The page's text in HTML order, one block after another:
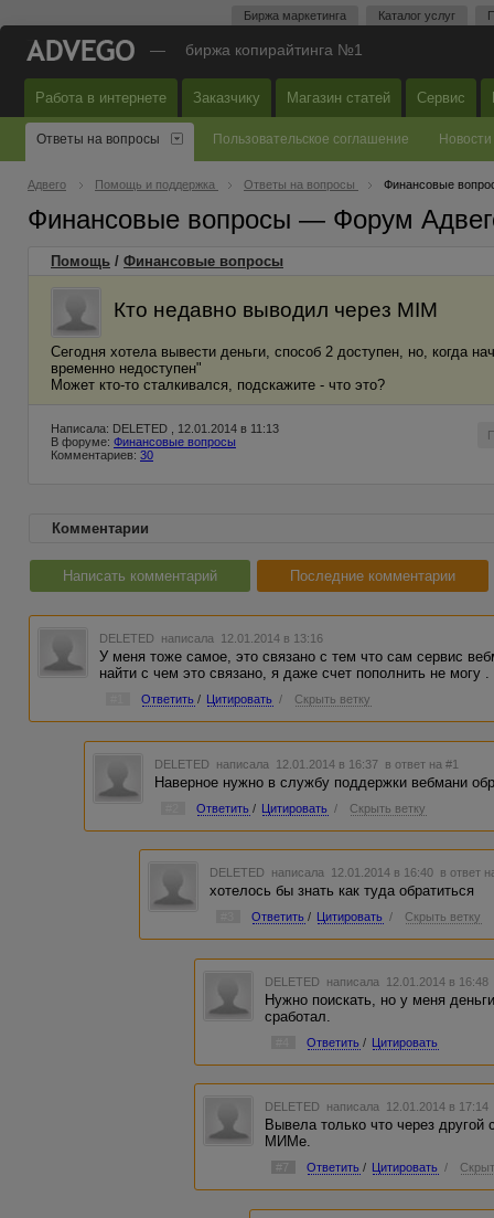
Биржа маркетинга Каталог услуг
— биржа копирайтинга №1
Работа в интернете Заказчику Магазин статей Сервис
Ответы на вопросы Пользовательское соглашение Новости
Адвего Помощь и поддержка Ответы на вопросы Финансовые
Финансовые вопросы — Форум
Помощь / Финансовые вопросы
Кто недавно выводил через МІМ
Сегодня хотела вывести деньги, способ 2 доступен, но,
временно недоступен"
Может кто-то сталкивался, подскажите - что это?
Написала: DELETED , 12.01.2014 в 11:13
В форуме: Финансовые вопросы
Комментариев: 30
Комментарии
Написать комментарий Последние комментарии
DELETED написала 12.01.2014 в 13:16
У меня тоже самое, это связано с тем что сам сервис
найти с чем это связано, я даже счет пополнить не могу
Ответить / Цитировать / Скрыть ветку
DELETED написала 12.01.2014 в 16:37 в ответ на #1
Наверное нужно в службу поддержки вебмани
Ответить / Цитировать / Скрыть ветку
DELETED написала 12.01.2014 в 16:40 в ответ
хотелось бы знать как туда обратиться
Ответить / Цитировать / Скрыть ветку
DELETED написала 12.01.2014 в
Нужно поискать, но у меня
сработал.
Ответить / Цитировать
DELETED написала 12.01.2014 в
Вывела только что через другой
МИМе.
#7 Ответить / Цитировать /